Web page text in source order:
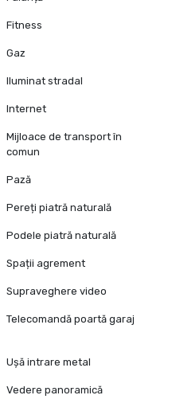
Fitness
Gaz
Iluminat stradal
Internet
Mijloace de transport în
comun
Pază
Pereți piatră naturală
Podele piatră naturală
Spații agrement
Supraveghere video
Telecomandă poartă garaj
Ușă intrare metal
Vedere panoramică